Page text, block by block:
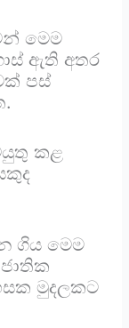
මෙම
ඇති අතර
පස්
කළ
ගිය මෙම
මුදලකට